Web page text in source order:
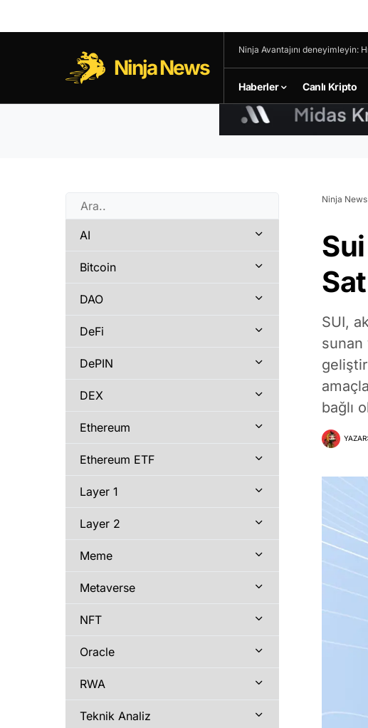
Ninja News
Ninja Avantajını deneyimleyin:
Haberler Canlı Kripto
Ninja News
SUI,
sunan
bağlı
YAZAR:
AI
Bitcoin
DAO
DeFi
DePIN
DEX
Ethereum
Ethereum ETF
Layer 1
Layer 2
Meme
Metaverse
NFT
Oracle
RWA
Teknik Analiz